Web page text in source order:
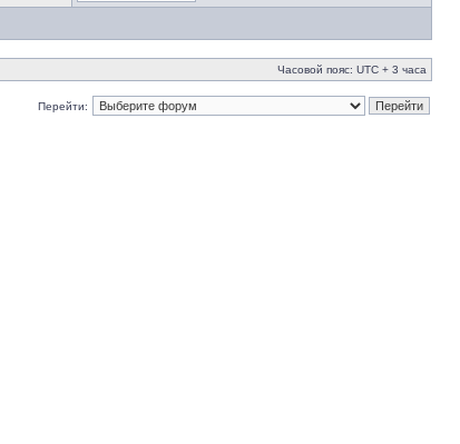
Часовой пояс: UTC + 3 часа
Перейти: